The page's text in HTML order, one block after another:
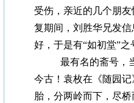
受伤，亲近的几个朋
复期间，刘胜华兄发
好，于是有“如初堂”
最有名的斋号，
今古！袁枚在《随园
胎，分两岭而下，尽